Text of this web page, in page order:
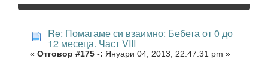
Re: Помагаме си взаимно: Бебета от 0 до
12 месеца. Част VIII
« Отговор #175 -: Януари 04, 2013, 22:47:31 pm »